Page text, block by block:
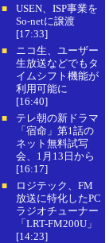
■
USEN、ISP事業を
So-netに譲渡
[17:33]
■
ニコ生、ユーザー
生放送などでもタ
イムシフト機能が
利用可能に
[16:40]
■
テレ朝の新ドラマ
「宿命」第1話の
ネット無料試写
会、1月13日から
[16:17]
■
ロジテック、FM
放送に特化したPC
ラジオチューナー
「LRT-FM200U」
[14:23]